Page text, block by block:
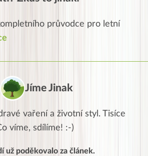
průvodce pro letní
Jíme Jinak
vaření a životní styl. Tisíce
víme, sdílíme! :-)
už poděkovalo za článek.